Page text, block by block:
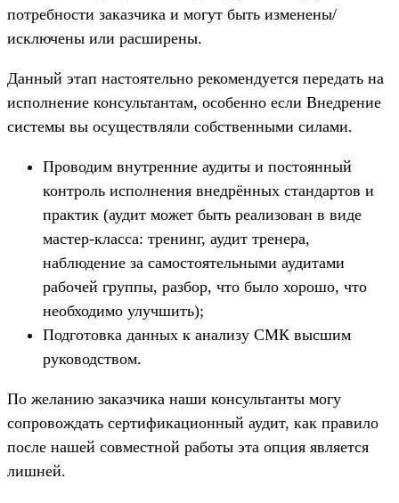
потребности заказчика и могут быть изменены/
исключены или расширены.
Данный этап настоятельно рекомендуется передать на
исполнение консультантам, особенно если Внедрение
системы вы осуществляли собственными силами.
Проводим внутренние аудиты и постоянный
контроль исполнения внедрённых стандартов и
практик (аудит может быть реализован в виде
мастер-класса: тренинг, аудит тренера,
наблюдение за самостоятельными аудитами
рабочей группы, разбор, что было хорошо, что
необходимо улучшить);
Подготовка данных к анализу СМК высшим
руководством.
По желанию заказчика наши консультанты могу
сопровождать сертификационный аудит, как правило
после нашей совместной работы эта опция является
лишней.